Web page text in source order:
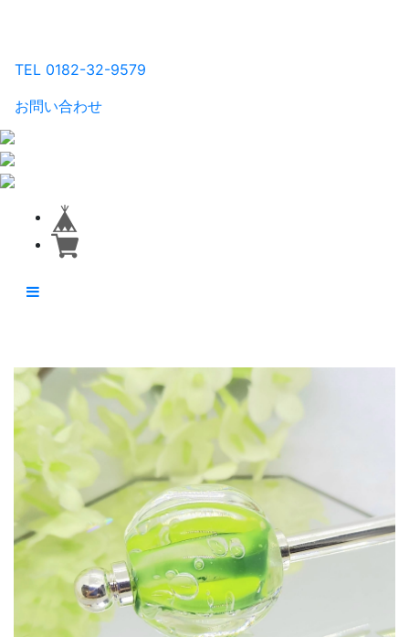
TEL 0182-32-9579
お問い合わせ